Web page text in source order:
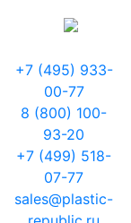
+7 (495) 933-
00-77
8 (800) 100-
93-20
+7 (499) 518-
07-77
sales@plastic-